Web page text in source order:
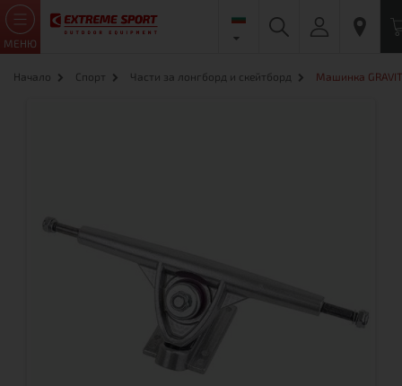
МЕНЮ
Начало Спорт Части за лонгборд и скейтборд Машинка